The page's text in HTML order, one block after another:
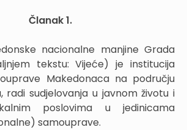
Članak 1.
nacionalne manjine Grada
tekstu: Vijeće) je institucija
Makedonaca na području
radi sudjelovanja u javnom životu i
poslovima u jedinicama
samouprave.